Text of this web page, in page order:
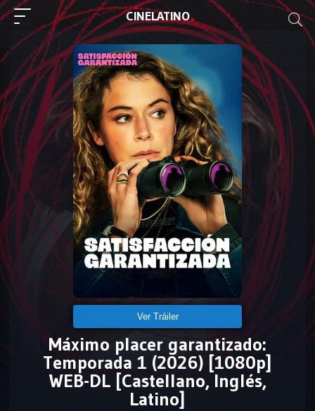
CINELATINO
Ver Tráiler
Máximo placer garantizado:
Temporada 1 (2026) [1080p]
WEB-DL [Castellano, Inglés,
Latino]